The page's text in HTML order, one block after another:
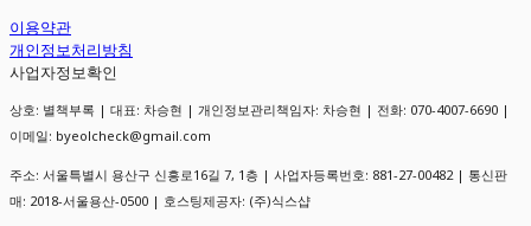
이용약관
개인정보처리방침
사업자정보확인
상호: 별책부록 | 대표: 차승현 | 개인정보관리책임자: 차승현 | 전화: 070-4007-6690 |
이메일: byeolcheck@gmail.com
주소: 서울특별시 용산구 신흥로16길 7, 1층 | 사업자등록번호: 881-27-00482 | 통신판
매: 2018-서울용산-0500 | 호스팅제공자: (주)식스샵